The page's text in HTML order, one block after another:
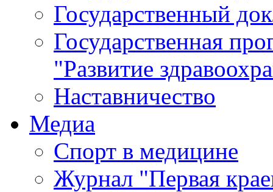
Государственный
Государственная
"Развитие
Наставничество
Медиа
Спорт в медицине
Журнал "Первая